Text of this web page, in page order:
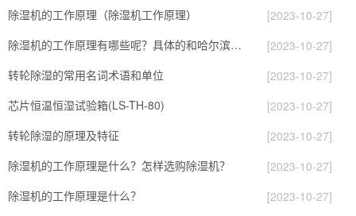
除湿机的工作原理（除湿机工作原理）
[2023-10-27]
除湿机的工作原理有哪些呢？具体的和哈尔滨除湿机了解一下吧！
[2023-10-27]
转轮除湿的常用名词术语和单位
[2023-10-27]
芯片恒温恒湿试验箱(LS-TH-80)
[2023-10-27]
转轮除湿的原理及特征
[2023-10-27]
除湿机的工作原理是什么？怎样选购除湿机？
[2023-10-27]
除湿机的工作原理是什么？
[2023-10-27]